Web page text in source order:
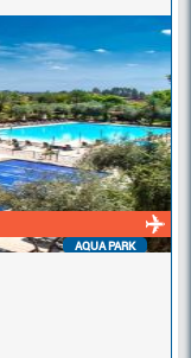
AQUA PARK